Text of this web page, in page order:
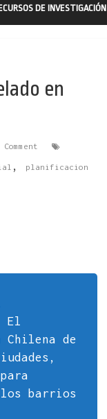
DE INVESTIGACIÓN
en
, planificacion
El
de
los barrios